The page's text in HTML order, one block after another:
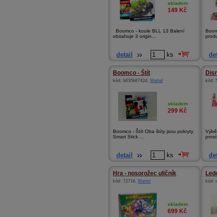
skladem
149 Kč
Boomco - koule BLL 13 Balení
obsahuje 3 origin...
detail ks
Boomco - Štít
kód: b630b8742d , Mattel
skladem
299 Kč
Boomco - Štít Oba štíty jsou pokryty
Smart Stick ...
detail ks
kód:
Hra - nosorožec uličník
kód: 72716, Mattel
skladem
699 Kč
kód: